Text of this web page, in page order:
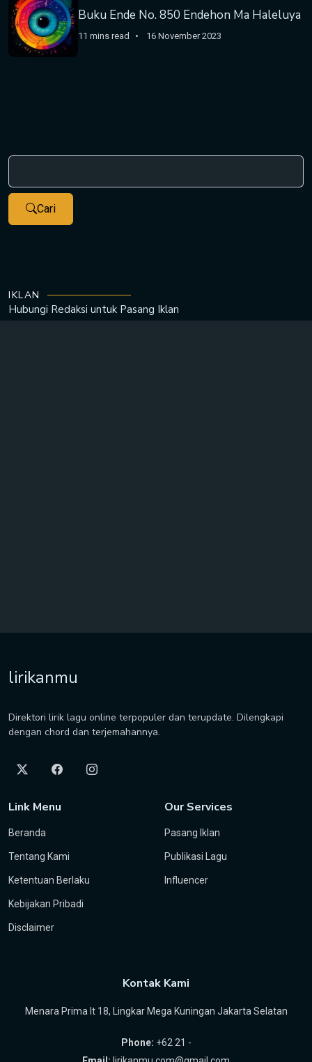
Buku Ende No. 850 Endehon Ma Haleluya
11 mins read 16 November 2023
Cari
IKLAN
Hubungi Redaksi untuk Pasang Iklan
lirikanmu
Direktori lirik lagu online terpopuler dan terupdate. Dilengkapi
dengan chord dan terjemahannya.
Link Menu
Beranda
Tentang Kami
Ketentuan Berlaku
Kebijakan Pribadi
Disclaimer
Our Services
Pasang Iklan
Publikasi Lagu
Influencer
Kontak Kami
Menara Prima lt 18, Lingkar Mega Kuningan Jakarta Selatan
Phone: +62 21 -